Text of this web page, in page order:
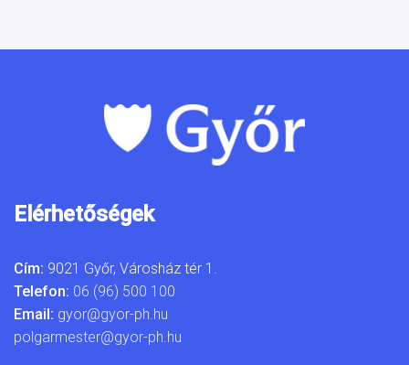
Elérhetőségek
Cím: 9021 Győr, Városház tér 1.
Telefon: 06 (96) 500 100
Email: gyor@gyor-ph.hu
polgarmester@gyor-ph.hu